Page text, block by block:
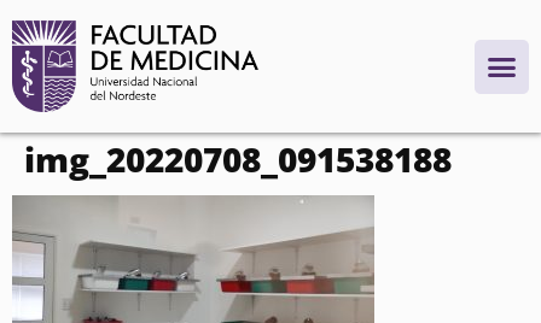
contenido
img_20220708_091538188